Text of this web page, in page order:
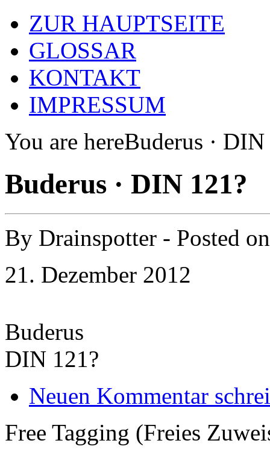
ZUR HAUPTSEITE
GLOSSAR
KONTAKT
IMPRESSUM
You are hereBuderus · DIN
Buderus · DIN 121?
By Drainspotter - Posted
21. Dezember 2012
Buderus
DIN 121?
Neuen Kommentar
Free Tagging (Freies